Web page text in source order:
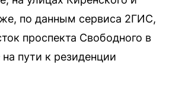
по данным сервиса 2ГИС,
проспекта Свободного в
пути к резиденции